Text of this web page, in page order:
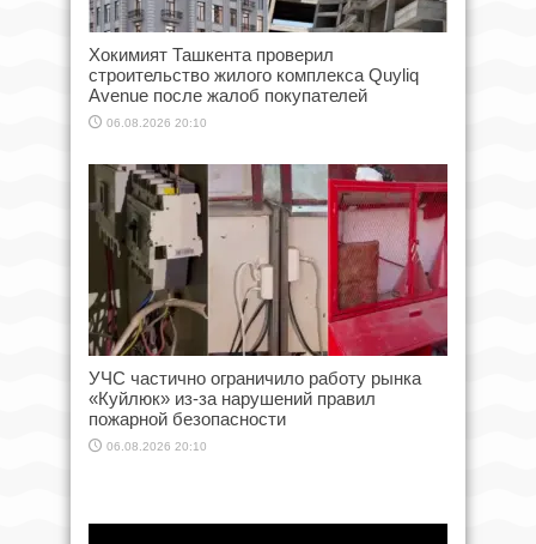
Хокимият Ташкента проверил
строительство жилого комплекса Quyliq
Avenue после жалоб покупателей
06.08.2026 20:10
УЧС частично ограничило работу рынка
«Куйлюк» из-за нарушений правил
пожарной безопасности
06.08.2026 20:10